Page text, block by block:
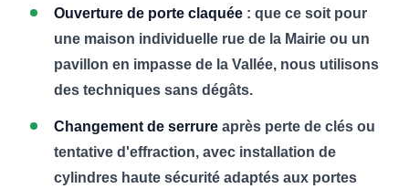
Ouverture de porte claquée : que ce soit pour
une maison individuelle rue de la Mairie ou un
pavillon en impasse de la Vallée, nous utilisons
des techniques sans dégâts.
Changement de serrure après perte de clés ou
tentative d'effraction, avec installation de
cylindres haute sécurité adaptés aux portes